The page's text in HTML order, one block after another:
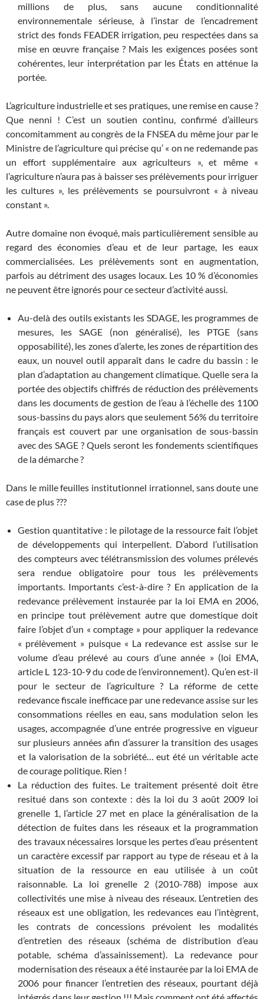
millions de plus, sans aucune conditionnalité
environnementale sérieuse, à l’instar de l’encadrement
strict des fonds FEADER irrigation, peu respectées dans sa
mise en œuvre française ? Mais les exigences posées sont
cohérentes, leur interprétation par les États en atténue la
portée.
L’agriculture industrielle et ses pratiques, une remise en cause ?
Que nenni ! C’est un soutien continu, confirmé d’ailleurs
concomitamment au congrès de la FNSEA du même jour par le
Ministre de l’agriculture qui précise qu’ « on ne redemande pas
un effort supplémentaire aux agriculteurs », et même «
l’agriculture n’aura pas à baisser ses prélèvements pour irriguer
les cultures », les prélèvements se poursuivront « à niveau
constant ».
Autre domaine non évoqué, mais particulièrement sensible au
regard des économies d’eau et de leur partage, les eaux
commercialisées. Les prélèvements sont en augmentation,
parfois au détriment des usages locaux. Les 10 % d’économies
ne peuvent être ignorés pour ce secteur d’activité aussi.
Au-delà des outils existants les SDAGE, les programmes de
mesures, les SAGE (non généralisé), les PTGE (sans
opposabilité), les zones d’alerte, les zones de répartition des
eaux, un nouvel outil apparaît dans le cadre du bassin : le
plan d’adaptation au changement climatique. Quelle sera la
portée des objectifs chiffrés de réduction des prélèvements
dans les documents de gestion de l’eau à l’échelle des 1100
sous-bassins du pays alors que seulement 56% du territoire
français est couvert par une organisation de sous-bassin
avec des SAGE ? Quels seront les fondements scientifiques
de la démarche ?
Dans le mille feuilles institutionnel irrationnel, sans doute une
case de plus ???
Gestion quantitative : le pilotage de la ressource fait l’objet
de développements qui interpellent. D’abord l’utilisation
des compteurs avec télétransmission des volumes prélevés
sera rendue obligatoire pour tous les prélèvements
importants. Importants c’est-à-dire ? En application de la
redevance prélèvement instaurée par la loi EMA en 2006,
en principe tout prélèvement autre que domestique doit
faire l’objet d’un « comptage » pour appliquer la redevance
« prélèvement » puisque « La redevance est assise sur le
volume d’eau prélevé au cours d’une année » (loi EMA,
article L 123-10-9 du code de l’environnement). Qu’en est-il
pour le secteur de l’agriculture ? La réforme de cette
redevance fiscale inefficace par une redevance assise sur les
consommations réelles en eau, sans modulation selon les
usages, accompagnée d’une entrée progressive en vigueur
sur plusieurs années afin d’assurer la transition des usages
et la valorisation de la sobriété… eut été un véritable acte
de courage politique. Rien !
La réduction des fuites. Le traitement présenté doit être
resitué dans son contexte : dès la loi du 3 août 2009 loi
grenelle 1, l’article 27 met en place la généralisation de la
détection de fuites dans les réseaux et la programmation
des travaux nécessaires lorsque les pertes d’eau présentent
un caractère excessif par rapport au type de réseau et à la
situation de la ressource en eau utilisée à un coût
raisonnable. La loi grenelle 2 (2010-788) impose aux
collectivités une mise à niveau des réseaux. L’entretien des
réseaux est une obligation, les redevances eau l’intègrent,
les contrats de concessions prévoient les modalités
d’entretien des réseaux (schéma de distribution d’eau
potable, schéma d’assainissement). La redevance pour
modernisation des réseaux a été instaurée par la loi EMA de
2006 pour financer l’entretien des réseaux, pourtant déjà